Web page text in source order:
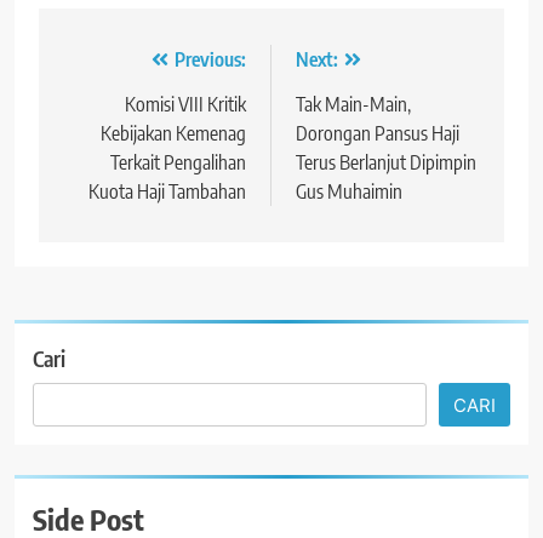
Navigasi Previous:
Komisi VIII Kritik
Kebijakan Kemenag
Terkait Pengalihan
Kuota Haji Tambahan
Next:
Tak Main-Main,
Dorongan Pansus Haji
Terus Berlanjut Dipimpin
Gus Muhaimin
Cari
CARI
Side Post